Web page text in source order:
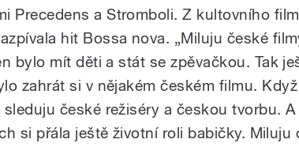
Precedens a Stromboli. Z kultovního
hit Bossa nova. „Miluju české
bylo mít děti a stát se zpěvačkou. Tak
zahrát si v nějakém českém filmu.
sleduju české režiséry a českou tvorbu.
si přála ještě životní roli babičky. Miluju